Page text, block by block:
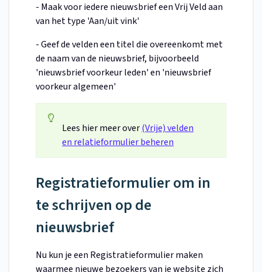
- Maak voor iedere nieuwsbrief een Vrij Veld aan
van het type 'Aan/uit vink'
- Geef de velden een titel die overeenkomt met
de naam van de nieuwsbrief, bijvoorbeeld
'nieuwsbrief voorkeur leden' en 'nieuwsbrief
voorkeur algemeen'
Lees hier meer over(Vrije) velden
en relatieformulier beheren
Registratieformulier om in
te schrijven op de
nieuwsbrief
Nu kun je een Registratieformulier maken
waarmee nieuwe bezoekers van je website zich